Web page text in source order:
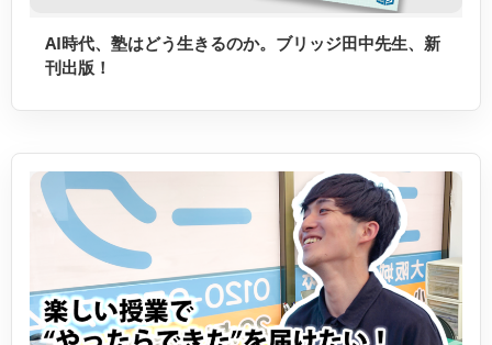
AI時代、塾はどう生きるのか。ブリッジ田中先生、新
刊出版！